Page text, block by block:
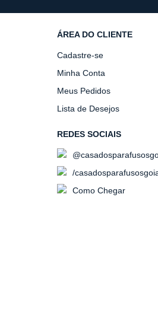
ÁREA DO CLIENTE
Cadastre-se
Minha Conta
Meus Pedidos
Lista de Desejos
REDES SOCIAIS
/
Como Chegar